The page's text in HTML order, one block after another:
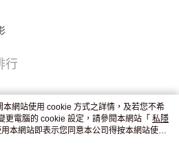
行
網站使用 cookie 方式之詳情，及若您不希
更電腦的 cookie 設定，請參閱本網站「 私隱
本網站即表示您同意本公司得按本網站使用